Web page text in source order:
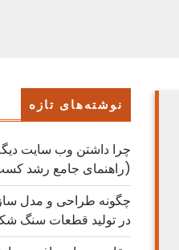
نوشته‌های تازه
چرا داشتن وب سایت
(راهنمای جامع رشد
چگونه طراحی و مدل
در تولید قطعات سنگ